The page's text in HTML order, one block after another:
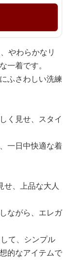
やわらかなリ
一着です。
ふさわしい洗練
く見せ、スタイ
一日中快適な着
せ、上品な大人
ながら、エレガ
て、シンプル
的なアイテムで